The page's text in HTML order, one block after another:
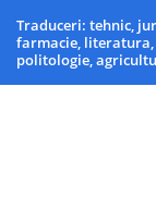
Traduceri: tehnic,
farmacie, literatura,
politologie,